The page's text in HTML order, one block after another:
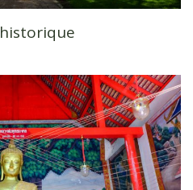
historique